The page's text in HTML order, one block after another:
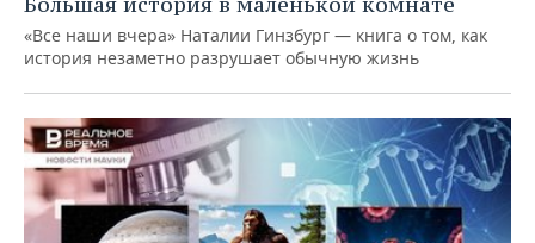
«Все наши вчера» Наталии Гинзбург — книга о том, как
история незаметно разрушает обычную жизнь